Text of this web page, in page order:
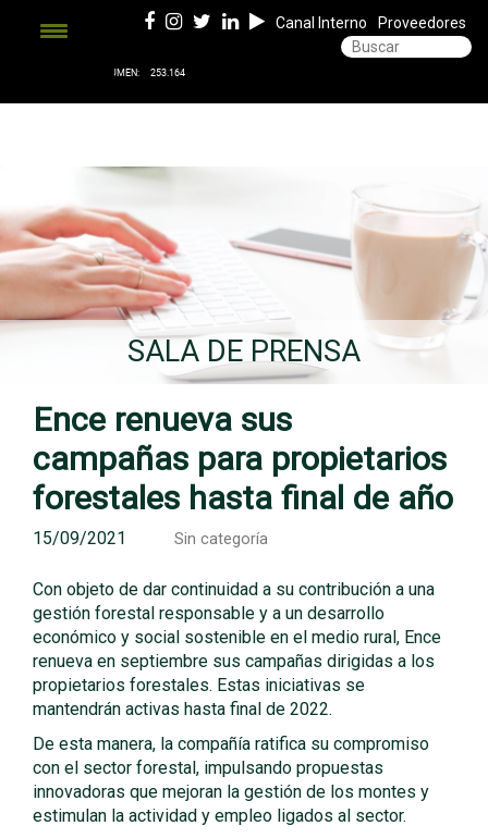
Canal Interno Proveedores
SALA DE PRENSA
Ence renueva sus
campañas para propietarios
forestales hasta final de año
15/09/2021 Sin categoría
Con objeto de dar continuidad a su contribución a una
gestión forestal responsable y a un desarrollo
económico y social sostenible en el medio rural, Ence
renueva en septiembre sus campañas dirigidas a los
propietarios forestales. Estas iniciativas se
mantendrán activas hasta final de 2022.
De esta manera, la compañía ratifica su compromiso
con el sector forestal, impulsando propuestas
innovadoras que mejoran la gestión de los montes y
estimulan la actividad y empleo ligados al sector.